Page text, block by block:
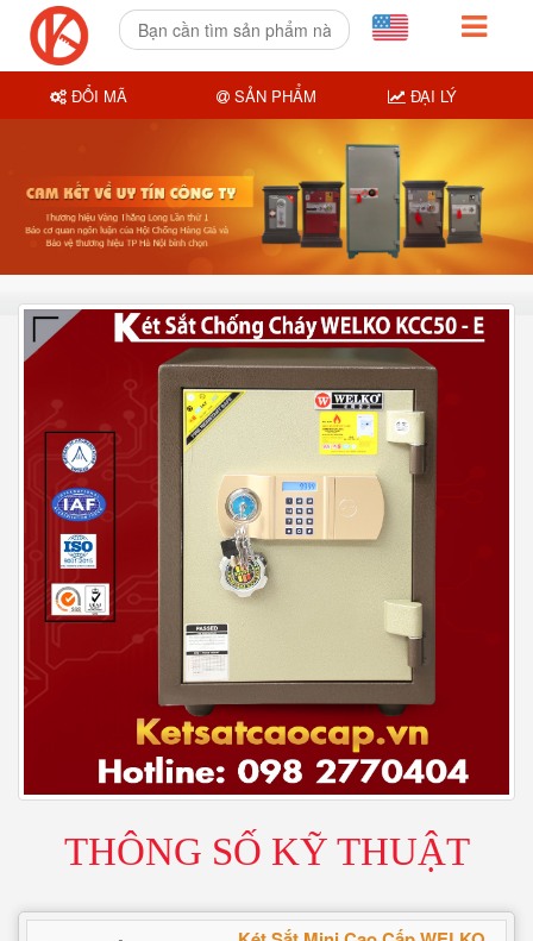
THÔNG SỐ KỸ THUẬT
ĐỔI MÃ SẢN PHẨM ĐẠI LÝ